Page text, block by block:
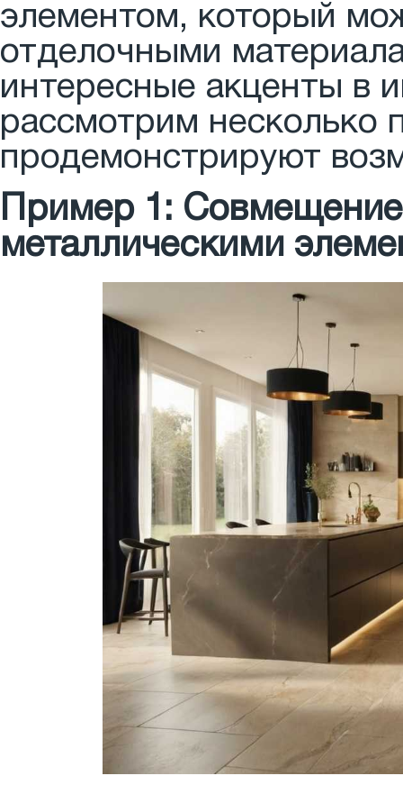
элементом, который
отделочными
интересные акценты в
рассмотрим
продемонстрируют
Пример 1:
металлическими